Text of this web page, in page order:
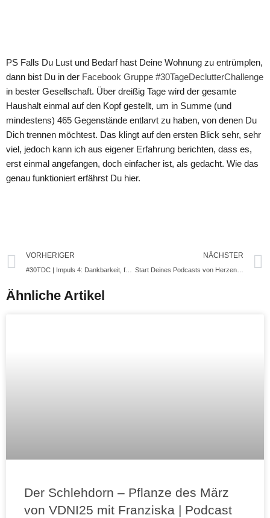
PS Falls Du Lust und Bedarf hast Deine Wohnung zu entrümplen,
dann bist Du in der Facebook Gruppe #30TageDeclutterChallenge
in bester Gesellschaft. Über dreißig Tage wird der gesamte
Haushalt einmal auf den Kopf gestellt, um in Summe (und
mindestens) 465 Gegenstände entlarvt zu haben, von denen Du
Dich trennen möchtest. Das klingt auf den ersten Blick sehr, sehr
viel, jedoch kann ich aus eigener Erfahrung berichten, dass es,
erst einmal angefangen, doch einfacher ist, als gedacht. Wie das
genau funktioniert erfährst Du hier.
VORHERIGER NÄCHSTER
Start Deines Podcasts von Herzen | Meditation für deinen Wohlfühlort
Ähnliche Artikel
Der Schlehdorn – Pflanze des März
von VDNI25 mit Franziska | Podcast